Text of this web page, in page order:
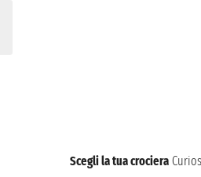
Scegli la tua crociera